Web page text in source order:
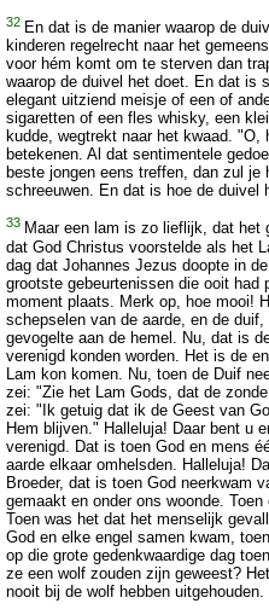
32 En dat is de manier waarop de
kinderen regelrecht naar het
voor hém komt om te sterven dan
waarop de duivel het doet. En dat is
elegant uitziend meisje of een of
sigaretten of een fles whisky, een
kudde, wegtrekt naar het kwaad.
betekenen. Al dat sentimentele
beste jongen eens treffen, dan zul je
schreeuwen. En dat is hoe de duivel
33 Maar een lam is zo lieflijk, dat het
dat God Christus voorstelde als het
dag dat Johannes Jezus doopte in
grootste gebeurtenissen die ooit had
moment plaats. Merk op, hoe mooi!
schepselen van de aarde, en de
gevogelte aan de hemel. Nu, dat is
verenigd konden worden. Het is de
Lam kon komen. Nu, toen de Duif
zei: "Zie het Lam Gods, dat de
zei: "Ik getuig dat ik de Geest van
Hem blijven." Halleluja! Daar bent u
verenigd. Dat is toen God en mens
aarde elkaar omhelsden. Halleluja!
Broeder, dat is toen God neerkwam
gemaakt en onder ons woonde.
Toen was het dat het menselijk
God en elke engel samen kwam,
op die grote gedenkwaardige dag
ze een wolf zouden zijn geweest?
nooit bij de wolf hebben uitgehouden.